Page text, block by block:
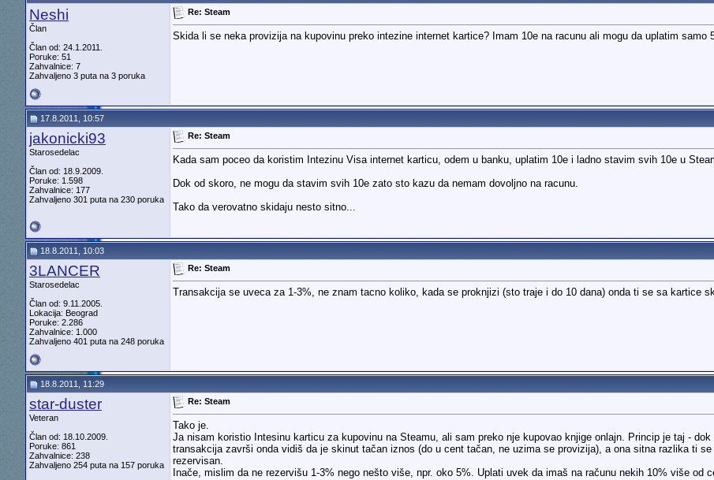
Neshi
Član
Član od: 24.1.2011.
Poruke: 51
Zahvalnice: 7
Zahvaljeno 3 puta na 3 poruka
Re: Steam
Skida li se neka provizija na kupovinu preko intezine internet kartice? Imam 10e na racunu ali mogu da uplatim
17.8.2011, 10:57
jakonicki93
Starosedelac
Član od: 18.9.2009.
Poruke: 1.598
Zahvalnice: 177
Zahvaljeno 301 puta na 230 poruka
Re: Steam
Kada sam poceo da koristim Intezinu Visa internet karticu, odem u banku, uplatim 10e i ladno stavim svih 10e u
Dok od skoro, ne mogu da stavim svih 10e zato sto kazu da nemam dovoljno na racunu.
Tako da verovatno skidaju nesto sitno...
18.8.2011, 10:03
3LANCER
Starosedelac
Član od: 9.11.2005.
Lokacija: Beograd
Poruke: 2.286
Zahvalnice: 1.000
Zahvaljeno 401 puta na 248 poruka
Re: Steam
Transakcija se uveca za 1-3%, ne znam tacno koliko, kada se proknjizi (sto traje i do 10 dana) onda ti se sa kartice
18.8.2011, 11:29
star-duster
Veteran
Član od: 18.10.2009.
Poruke: 861
Zahvalnice: 238
Zahvaljeno 254 puta na 157 poruka
Re: Steam
Tako je.
Ja nisam koristio Intesinu karticu za kupovinu na Steamu, ali sam preko nje kupovao knjige onlajn. Princip je taj -
transakcija završi onda vidiš da je skinut tačan iznos (do u cent tačan, ne uzima se provizija), a ona sitna razlika ti
rezervisan.
Inače, mislim da ne rezervišu 1-3% nego nešto više, npr. oko 5%. Uplati uvek da imaš na računu nekih 10% više od